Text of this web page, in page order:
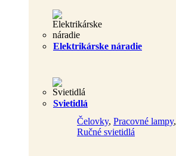
Elektrikárske náradie
Svietidlá
Čelovky, Pracovné lampy,
Ručné svietidlá